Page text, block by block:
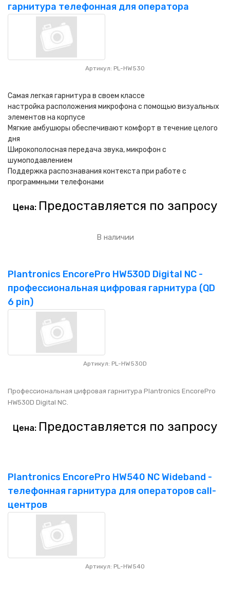
гарнитура телефонная для оператора
Артикул: PL-HW530
Самая легкая гарнитура в своем классе
настройка расположения микрофона с помощью визуальных
элементов на корпусе
Мягкие амбушюры обеспечивают комфорт в течение целого
дня
Широкополосная передача звука, микрофон с
шумоподавлением
Поддержка распознавания контекста при работе с
программными телефонами
Цена: Предоставляется по запросу
В наличии
Plantronics EncorePro HW530D Digital NC -
профессиональная цифровая гарнитура (QD
6 pin)
Артикул: PL-HW530D
Профессиональная цифровая гарнитура Plantronics EncorePro
HW530D Digital NC.
Цена: Предоставляется по запросу
Plantronics EncorePro HW540 NC Wideband -
телефонная гарнитура для операторов call-
центров
Артикул: PL-HW540